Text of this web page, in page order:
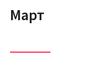
Март